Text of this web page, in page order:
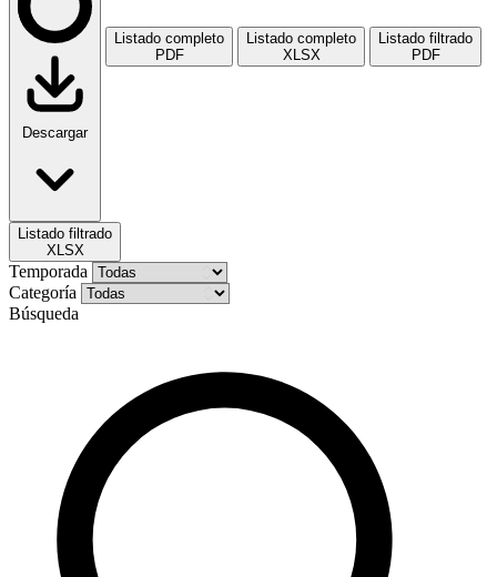
Descargar
Listado completo
PDF
Listado completo
XLSX
Listado filtrado
PDF
Listado filtrado
XLSX
Temporada
Categoría
Búsqueda